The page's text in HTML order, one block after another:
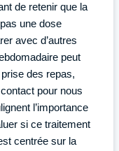
de retenir que la
une dose
avec d’autres
peut
des repas,
pour nous
l’importance
si ce traitement
centrée sur la